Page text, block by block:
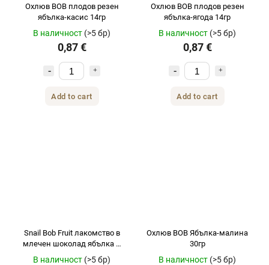
Охлюв BOB плодов резен
ябълка-касис 14гр
В наличност (>5 бр)
0,87 €
Add to cart
Охлюв BOB плодов резен
ябълка-ягода 14гр
В наличност (>5 бр)
0,87 €
Add to cart
Snail Bob Fruit лакомство в
млечен шоколад ябълка и
круша 30гр
В наличност (>5 бр)
Охлюв BOB Ябълка-малина
30гр
В наличност (>5 бр)